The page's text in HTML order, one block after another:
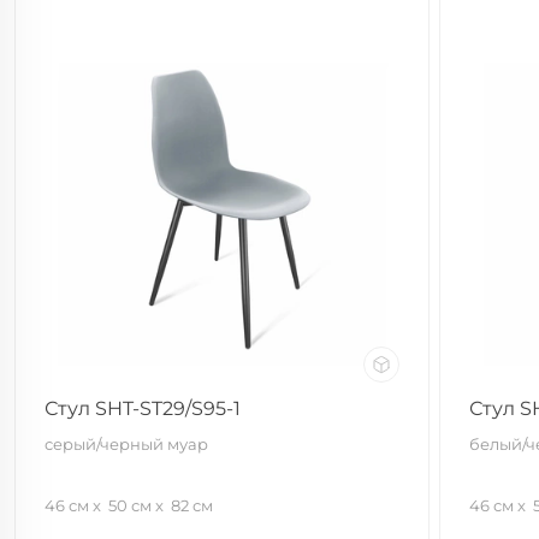
Стул SHT-ST29/S95-1
серый/черный муар
46 см 50 см 82 см
Стул
белый/
46 см